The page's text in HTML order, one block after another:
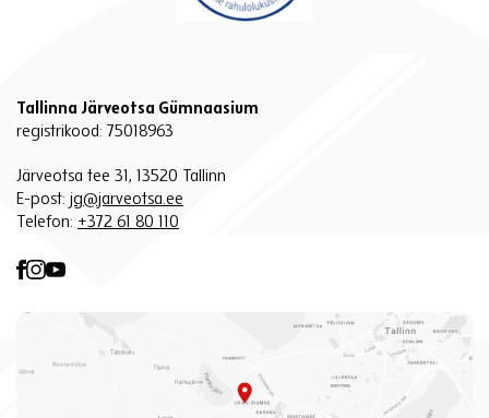
Tallinna Järveotsa Gümnaasium
registrikood: 75018963
Järveotsa tee 31, 13520 Tallinn
E-post: jg@jarveotsa.ee
Telefon: +372 61 80 110